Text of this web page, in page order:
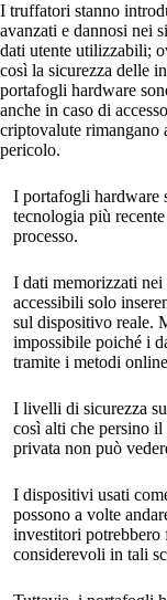
I truffatori stanno
avanzati e dannosi nei
dati utente utilizzabili;
così la sicurezza delle
portafogli hardware
anche in caso di
criptovalute rimangano
pericolo.
I portafogli hardware
tecnologia più
processo.
I dati memorizzati
accessibili solo
sul dispositivo reale.
impossibile poiché i
tramite i metodi
I livelli di sicurezza
così alti che persino
privata non può
I dispositivi usati
possono a volte
investitori potrebbero
considerevoli in tali